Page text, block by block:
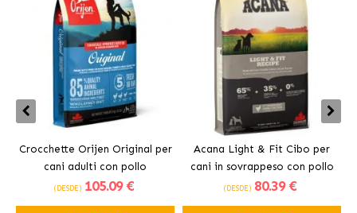
Crocchette Orijen Original per
cani adulti con pollo
(DESDE) 105.09 €
Acana Light & Fit Cibo per
cani in sovrappeso con pollo
fresco
(DESDE) 80.39 €